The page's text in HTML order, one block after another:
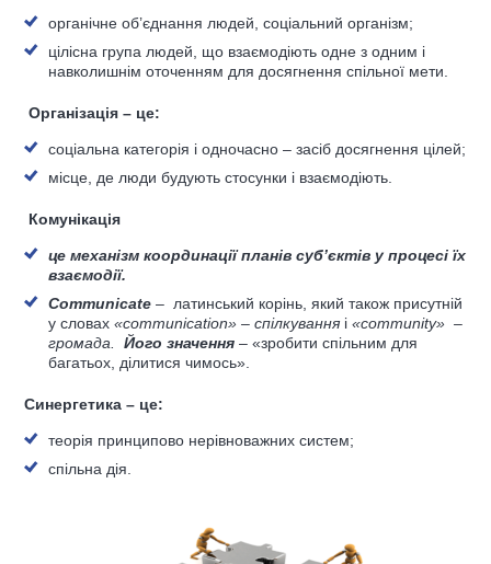
органічне об’єднання людей, соціальний організм;
цілісна група людей, що взаємодіють одне з одним і
навколишнім оточенням для досягнення спільної мети.
Організація – це:
соціальна категорія і одночасно – засіб досягнення цілей;
місце, де люди будують стосунки і взаємодіють.
Комунікація
це механізм координації планів суб’єктів у процесі їх
взаємодії.
Communicate – латинський корінь, який також присутній
у словах «communication» – спілкування і «community» –
громада. Його значення – «зробити спільним для
багатьох, ділитися чимось».
Cинергетика – це:
теорія принципово нерівноважних систем;
спільна дія.